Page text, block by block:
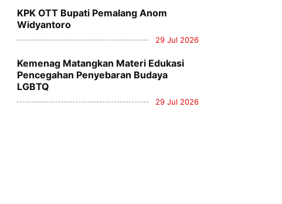
KPK OTT Bupati Pemalang Anom
Widyantoro
29 Jul 2026
Kemenag Matangkan Materi Edukasi
Pencegahan Penyebaran Budaya
LGBTQ
29 Jul 2026